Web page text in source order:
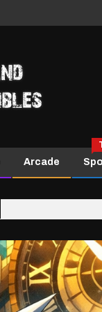
Arcade